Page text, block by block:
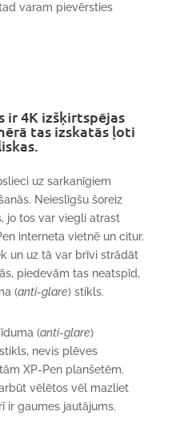
varam pievērsties
ir 4K izšķirtspējas
tas izskatās ļoti
uz sarkanīgiem
Neieslīgšu šoreiz
jo tos var viegli atrast
interneta vietnē un citur.
un uz tā var brīvi strādāt
piedevām tas neatspīd,
(anti-glare) stikls.
(anti-glare)
nevis plēves
XP-Pen planšetēm.
vēlētos vēl mazliet
ir gaumes jautājums.